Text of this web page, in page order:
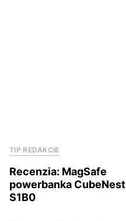
TIP REDAKCIE
Recenzia: MagSafe
powerbanka CubeNest
S1B0